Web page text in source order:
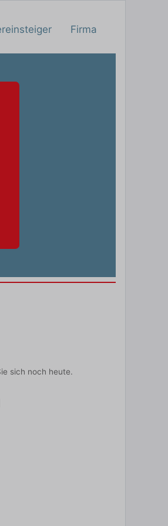
Firma
sich noch heute.